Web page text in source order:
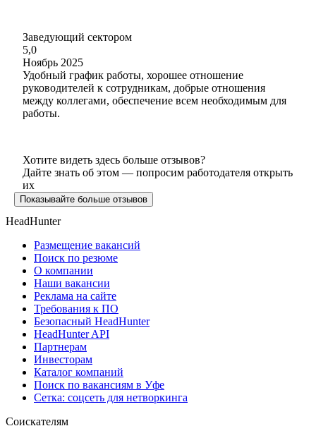
Заведующий сектором
5,0
Ноябрь 2025
Удобный график работы, хорошее отношение
руководителей к сотрудникам, добрые отношения
между коллегами, обеспечение всем необходимым для
работы.
Хотите видеть здесь больше отзывов?
Дайте знать об этом — попросим работодателя открыть
их
Показывайте больше отзывов
HeadHunter
Размещение вакансий
Поиск по резюме
О компании
Наши вакансии
Реклама на сайте
Требования к ПО
Безопасный HeadHunter
HeadHunter API
Партнерам
Инвесторам
Каталог компаний
Поиск по вакансиям в Уфе
Сетка: соцсеть для нетворкинга
Соискателям